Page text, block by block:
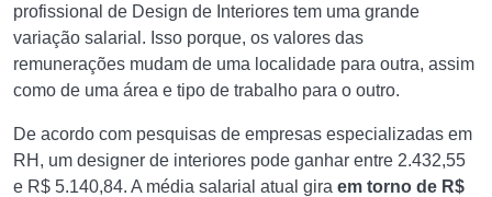
profissional de Design de Interiores tem uma grande
variação salarial. Isso porque, os valores das
remunerações mudam de uma localidade para outra, assim
como de uma área e tipo de trabalho para o outro.
De acordo com pesquisas de empresas especializadas em
RH, um designer de interiores pode ganhar entre 2.432,55
e R$ 5.140,84. A média salarial atual gira em torno de R$